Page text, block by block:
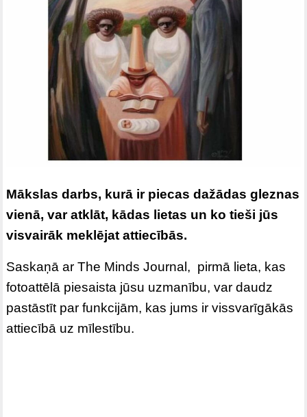
Mākslas darbs, kurā ir piecas dažādas gleznas
vienā, var atklāt, kādas lietas un ko tieši jūs
visvairāk meklējat attiecībās.
Saskaņā ar The Minds Journal, pirmā lieta, kas
fotoattēlā piesaista jūsu uzmanību, var daudz
pastāstīt par funkcijām, kas jums ir vissvarīgākās
attiecībā uz mīlestību.